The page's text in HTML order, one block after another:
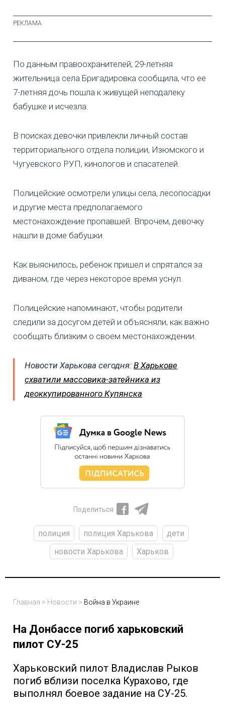
По данным правоохранителей, 29-летняя
жительница села Бригадировка сообщила, что ее
7-летняя дочь пошла к живущей неподалеку
бабушке и исчезла.
В поисках девочки привлекли личный состав
территориального отдела полиции, Изюмского и
Чугуевского РУП, кинологов и спасателей.
Полицейские осмотрели улицы села, лесопосадки
и другие места предполагаемого
местонахождение пропавшей. Впрочем, девочку
нашли в доме бабушки.
Как выяснилось, ребенок пришел и спрятался за
диваном, где через некоторое время уснул.
Полицейские напоминают, чтобы родители
следили за досугом детей и объясняли, как важно
сообщать близким о своем местонахождении.
Новости Харькова сегодня: В Харькове
схватили массовика-затейника из
деоккупированного Купянска
Поделиться
полиция полиция Харькова
дети
новости Харькова
Харьков
Главная > Новости > Война в Украине
На Донбассе погиб харьковский
пилот СУ-25
Харьковский пилот Владислав Рыков
погиб вблизи поселка Курахово, где
выполнял боевое задание на СУ-25.